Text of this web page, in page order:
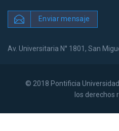
Enviar mensaje
Av. Universitaria N° 1801, San
© 2018 Pontificia
los derechos